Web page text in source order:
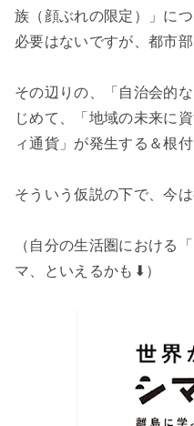
族（顔ぶれの限定）」に
必要はないですが、都市
その辺りの、「自治会的
じめて、「地域の未来に
ィ通貨」が発生する＆根
そういう仮説の下で、今
（自分の生活圏における「
マ、といえるかも⬇）